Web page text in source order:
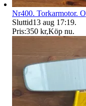
Nr400. Torkarmotor.
Sluttid13 aug 17:19.
Pris:350 kr,Köp nu.